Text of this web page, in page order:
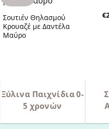
Σουτιέν Θηλασμού
Κρουαζέ με Δαντέλα
Μαύρο
€
Ξύλινα Παιχνίδια 0-
5 χρονών